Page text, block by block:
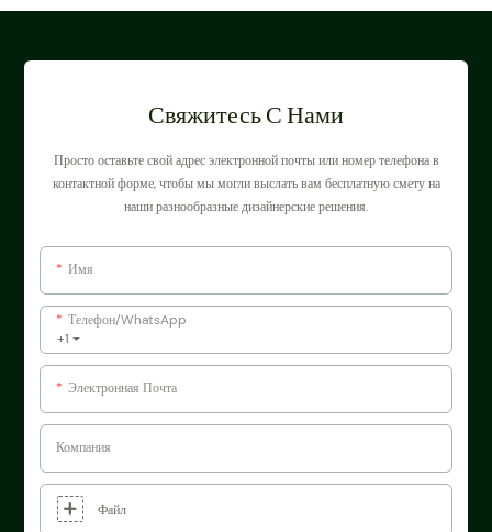
Свяжитесь С Нами
Просто оставьте свой адрес электронной почты или номер телефона в
контактной форме, чтобы мы могли выслать вам бесплатную смету на
наши разнообразные дизайнерские решения.
Имя
+1
Телефон/WhatsApp
Электронная Почта
Компания
Файл